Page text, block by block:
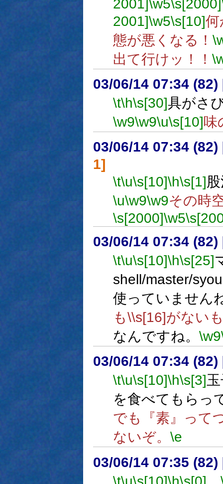
2001]\w5\s[2000]
2001]\w5\s[10]何
態が悪くなる！
出て行けッ！！
03/06/14 07:34 (82)
\t\h\s[30]具がさ
\w9\w9\u\s[10]味
03/06/14 07:34 (82)
1]
\t\u\s[10]\h\s[1]
\u\w9\w9その時
\s[2000]\w5
03/06/14 07:34 (82)
\t\u\s[10]\h\s[25]
shell/master/
使っていません
も\\s[16]がない
なんですね。 \w9
03/06/14 07:34 (82)
\t\u\s[10]\h\s[3]
を食べてもらっ
でも『素』って
ないぞ。 \e
03/06/14 07:35 (82)